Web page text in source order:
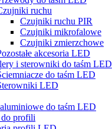
ruchu
Czujniki ruchu PIR
Czujniki mikrofalowe
Czujniki zmierzchowe
akcesoria LED
i sterowniki do taśm LED
do taśm LED
LED
do taśm LED
profili